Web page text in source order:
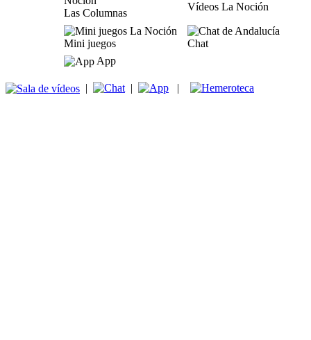
Las Columnas
Vídeos La Noción
Mini juegos
Chat
App
| | |